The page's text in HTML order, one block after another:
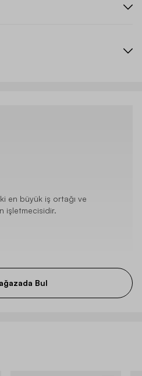
en büyük iş ortağı ve
işletmecisidir.
Bul